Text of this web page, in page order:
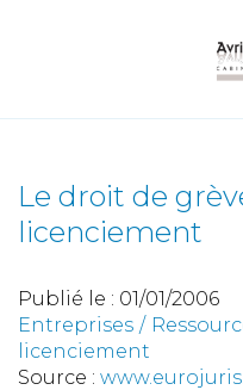
Le droit de
licenciement
Publié le : 01/01/2006
Entreprises /
licenciement
Source :